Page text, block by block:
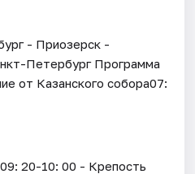
- Приозерск -
Петербург Программа
от Казанского собора07:
20-10: 00 - Крепость